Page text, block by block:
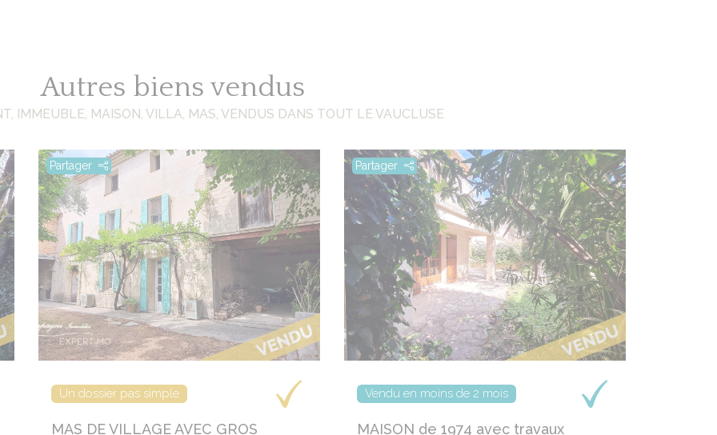
Autres biens vendus
IMMEUBLE, MAISON, VILLA, MAS, VENDUS DANS TOUT LE VAUCLUSE
Partager
Un dossier pas simple
MAS DE VILLAGE AVEC GROS
Partager
Vendu en moins de 2 mois
MAISON de 1974 avec travaux